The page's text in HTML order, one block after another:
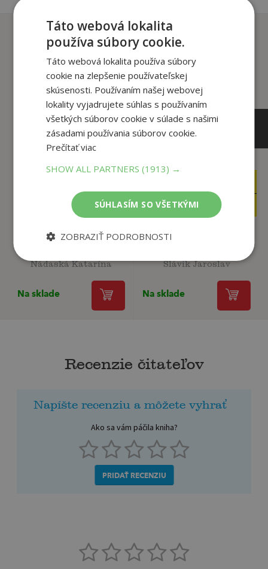
Zákazníci, ktorí si kúpili
tento titul si tiež kúpili
19,95€
Nádaská Katarína
Na sklade
Slávik Jaroslav
Na sklade
Recenzie čitateľov
Napíšte recenziu a môžete vyhrať
Ako sa vám páčila kniha?
PRIDAŤ RECENZIU
Táto webová lokalita
používa súbory cookie.
Táto webová lokalita používa súbory
cookie na zlepšenie používateľskej
skúsenosti. Používaním našej webovej
lokality vyjadrujete súhlas s používaním
všetkých súborov cookie v súlade s našimi
zásadami používania súborov cookie.
Prečítať viac
SHOW ALL PARTNERS(1913) →
SÚHLASÍM SO VŠETKÝMI
ZOBRAZIŤ PODROBNOSTI